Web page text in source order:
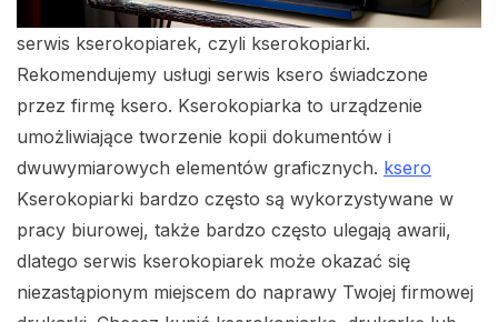
serwis kserokopiarek, czyli kserokopiarki.
Rekomendujemy usługi serwis ksero świadczone
przez firmę ksero. Kserokopiarka to urządzenie
umożliwiające tworzenie kopii dokumentów i
dwuwymiarowych elementów graficznych. ksero
Kserokopiarki bardzo często są wykorzystywane w
pracy biurowej, także bardzo często ulegają awarii,
dlatego serwis kserokopiarek może okazać się
niezastąpionym miejscem do naprawy Twojej firmowej